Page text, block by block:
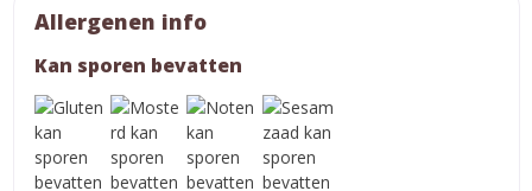
Allergenen info
Kan sporen bevatten